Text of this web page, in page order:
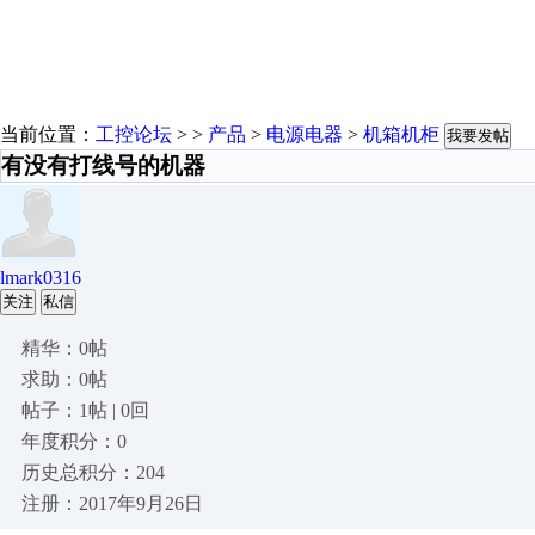
当前位置： 工控论坛 > > 产品 > 电源电器 > 机箱机柜 我要发帖
有没有打线号的机器
lmark0316
关注 私信
精华：0帖
求助：0帖
帖子：1帖 | 0回
年度积分：0
历史总积分：204
注册：2017年9月26日